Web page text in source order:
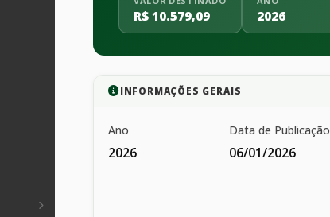
R$ 10.579,09 2026
INFORMAÇÕES GERAIS
Ano
2026
Data de Publicação
06/01/2026